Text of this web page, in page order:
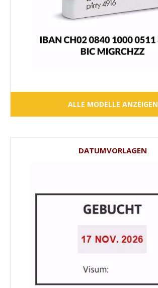
ALLE MODELLE ANZEIGEN
DATUMVORLAGEN